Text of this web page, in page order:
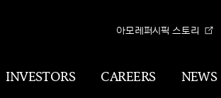
아모레퍼시픽 스토리
INVESTORS CAREERS NEWS